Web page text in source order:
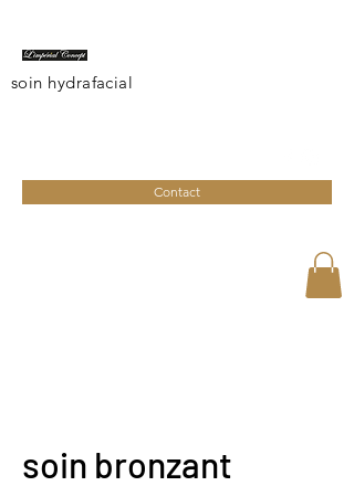
soin hydrafacial
Contact
soin bronzant